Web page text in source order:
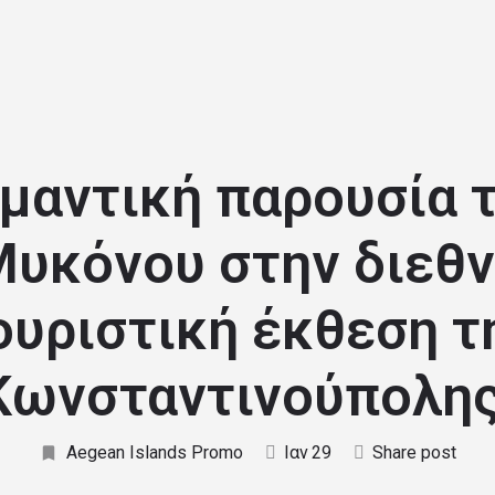
παρουσία
στην
έκθεση
Aegean Islands Promo Ιαν29 Share post